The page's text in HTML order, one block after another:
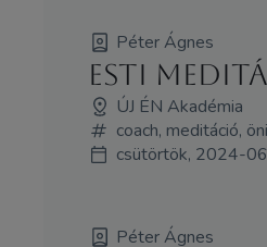
Péter Ágnes
Esti
ÚJ ÉN Akadémia
coach, meditáció,
csütörtök, 2024-
Péter Ágnes